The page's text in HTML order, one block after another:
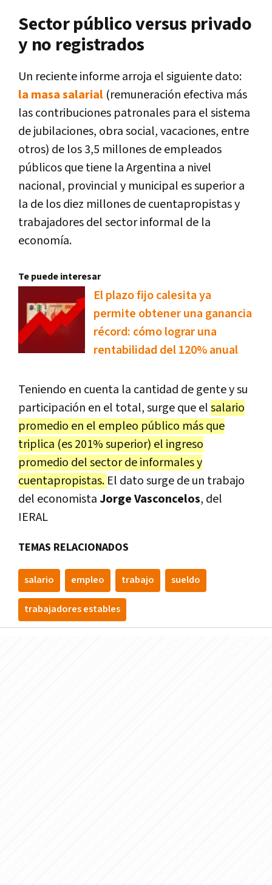
Sector público versus privado
y no registrados
Un reciente informe arroja el siguiente dato:
la masa salarial (remuneración efectiva más
las contribuciones patronales para el sistema
de jubilaciones, obra social, vacaciones, entre
otros) de los 3,5 millones de empleados
públicos que tiene la Argentina a nivel
nacional, provincial y municipal es superior a
la de los diez millones de cuentapropistas y
trabajadores del sector informal de la
economía.
Te puede interesar
El plazo fijo calesita ya
permite obtener una ganancia
récord: cómo lograr una
rentabilidad del 120% anual
Teniendo en cuenta la cantidad de gente y su
participación en el total, surge que elsalario
promedio en el empleo público más que
triplica (es 201% superior) el ingreso
promedio del sector de informales y
cuentapropistas. El dato surge de un trabajo
del economistaJorge Vasconcelos, del
IERAL
TEMAS RELACIONADOS
salario empleo trabajo sueldo
trabajadores estables